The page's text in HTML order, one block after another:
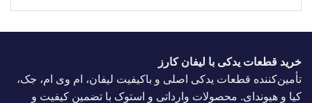
خرید قطعات یدکی با لیفان کارز
تأمین‌کننده قطعات یدکی اصلی و باکیفیت لیفان، ام وی ام، جک،
کیا و هیوندای. محصولات وارداتی و استوک با تضمین کیفیت و